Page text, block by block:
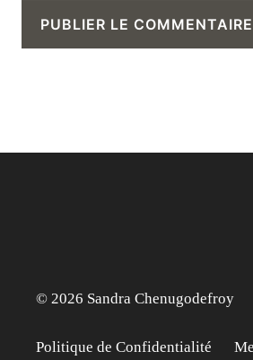
© 2026 Sandra Chenugodefroy
Politique de Confidentialité